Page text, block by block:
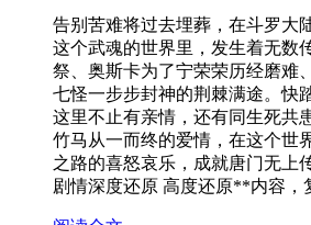
告别苦难将过去埋葬，在斗罗大
这个武魂的世界里，发生着无数
祭、奥斯卡为了宁荣荣历经磨难
七怪一步步封神的荆棘满途。快
这里不止有亲情，还有同生死共
竹马从一而终的爱情，在这个世
之路的喜怒哀乐，成就唐门无
剧情深度还原 高度还原**内容，